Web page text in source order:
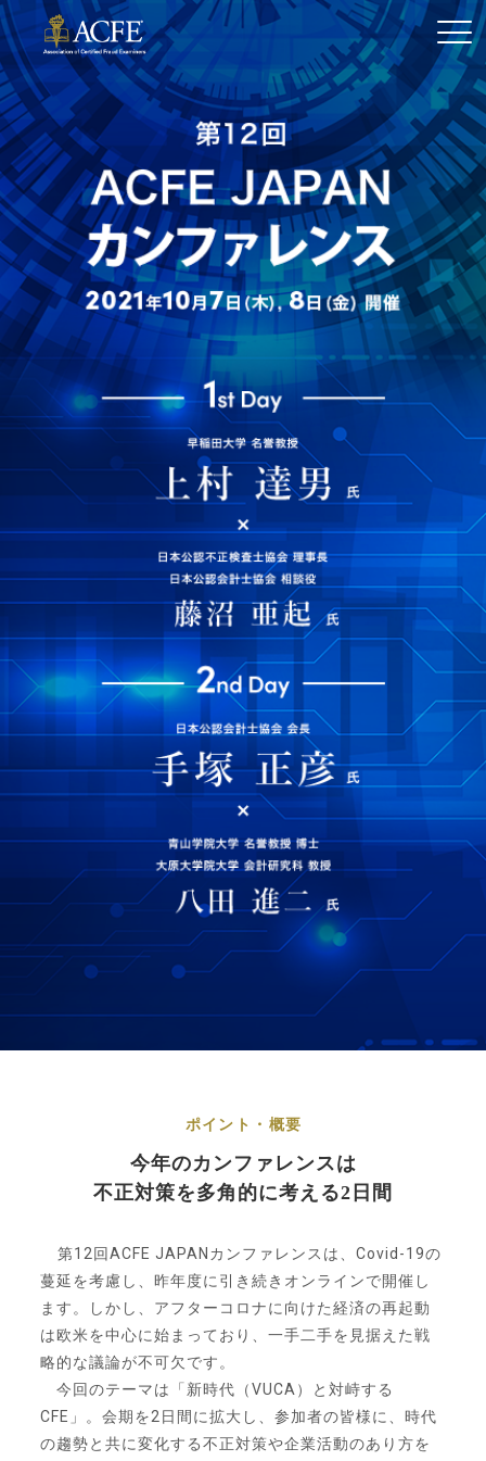
ポイント・概要
今年のカンファレンスは
不正対策を多角的に考える2日間
第12回ACFE JAPANカンファレンスは、Covid-19の
蔓延を考慮し、昨年度に引き続きオンラインで開催し
ます。しかし、アフターコロナに向けた経済の再起動
は欧米を中心に始まっており、一手二手を見据えた戦
略的な議論が不可欠です。
今回のテーマは「新時代（VUCA）と対峙する
CFE」。会期を2日間に拡大し、参加者の皆様に、時代
の趨勢と共に変化する不正対策や企業活動のあり方を